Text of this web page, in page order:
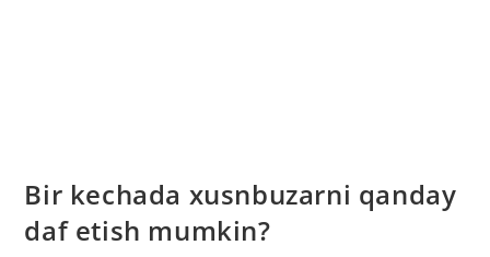
Bir kechada xusnbuzarni qanday
daf etish mumkin?